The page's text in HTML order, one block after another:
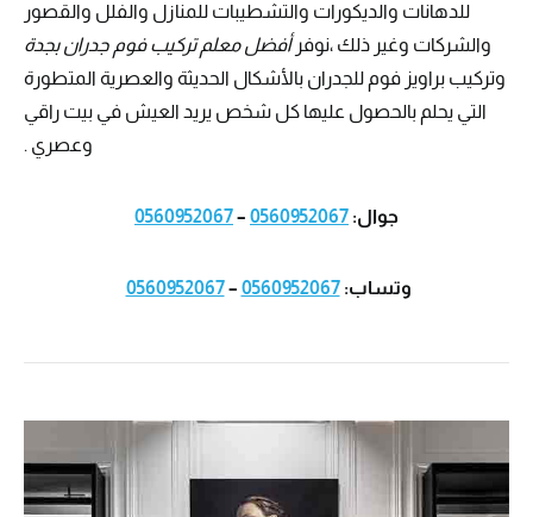
للدهانات والديكورات والتشطيبات للمنازل والفلل والقصور
والشركات وغير ذلك ،نوفرأفضل معلم تركيب فوم جدران بجدة
وتركيب براويز فوم للجدران بالأشكال الحديثة والعصرية المتطورة
التي يحلم بالحصول عليها كل شخص يريد العيش في بيت راقي
وعصري .
جوال: 0560952067
–
0560952067
وتساب:0560952067
–
0560952067